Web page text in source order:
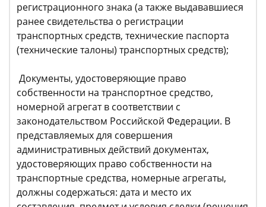
регистрационного знака (а также выдававшиеся
ранее свидетельства о регистрации
транспортных средств, технические паспорта
(технические талоны) транспортных средств);
Документы, удостоверяющие право
собственности на транспортное средство,
номерной агрегат в соответствии с
законодательством Российской Федерации. В
представляемых для совершения
административных действий документах,
удостоверяющих право собственности на
транспортные средства, номерные агрегаты,
должны содержаться: дата и место их